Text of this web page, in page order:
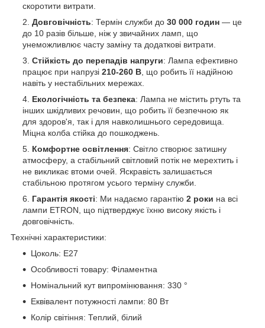
скоротити витрати.
Довговічність: Термін служби до 30 000 годин — це
до 10 разів більше, ніж у звичайних ламп, що
унеможливлює часту заміну та додаткові витрати.
Стійкість до перепадів напруги: Лампа ефективно
працює при напрузі 210-260 В , що робить її надійною
навіть у нестабільних мережах.
Екологічність та безпека: Лампа не містить ртуть та
інших шкідливих речовин, що робить її безпечною як
для здоров'я, так і для навколишнього середовища.
Міцна колба стійка до пошкоджень.
Комфортне освітлення: Світло створює затишну
атмосферу, а стабільний світловий потік не мерехтить і
не викликає втоми очей. Яскравість залишається
стабільною протягом усього терміну служби.
Гарантія якості: Ми надаємо гарантію 2 роки на всі
лампи ETRON, що підтверджує їхню високу якість і
довговічність.
Технічні характеристики:
Цоколь: Е27
Особливості товару: Філаментна
Номінальний кут випромінювання: 330 °
Еквівалент потужності лампи: 80 Вт
Колір світіння: Теплий, білий